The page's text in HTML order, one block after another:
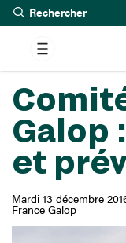
Rechercher
Galop
et
Mardi 13 décembre
France Galop